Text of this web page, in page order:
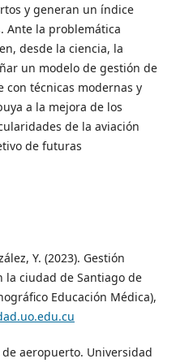
y generan un índice
Ante la problemática
desde la ciencia, la
un modelo de gestión de
con técnicas modernas y
a la mejora de los
de la aviación
de futuras
Y. (2023). Gestión
la ciudad de Santiago de
Educación Médica),
de aeropuerto. Universidad